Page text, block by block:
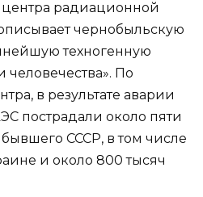
центра радиационной
чернобыльскую
техногенную
человечества». По
в результате аварии
пострадали около пяти
СССР, в том числе
и около 800 тысяч